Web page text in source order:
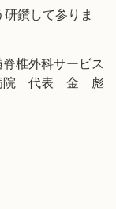
鑽して参りま
椎外科サービス
病院 代表 金 彪